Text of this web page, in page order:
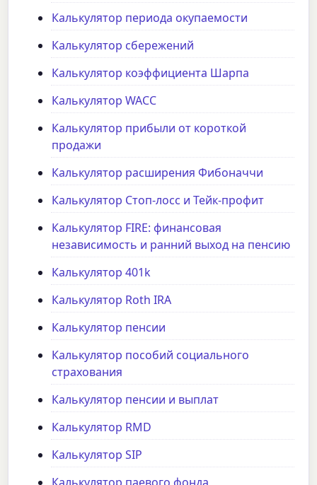
Калькулятор периода окупаемости
Калькулятор сбережений
Калькулятор коэффициента Шарпа
Калькулятор WACC
Калькулятор прибыли от короткой
продажи
Калькулятор расширения Фибоначчи
Калькулятор Стоп-лосс и Тейк-профит
Калькулятор FIRE: финансовая
независимость и ранний выход на пенсию
Калькулятор 401k
Калькулятор Roth IRA
Калькулятор пенсии
Калькулятор пособий социального
страхования
Калькулятор пенсии и выплат
Калькулятор RMD
Калькулятор SIP